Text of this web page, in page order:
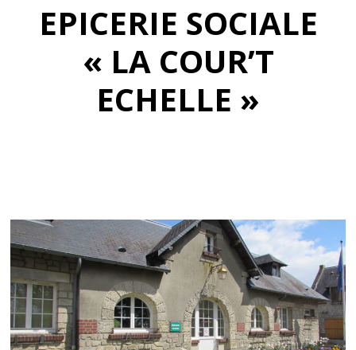
EPICERIE SOCIALE
« LA COUR’T
ECHELLE »